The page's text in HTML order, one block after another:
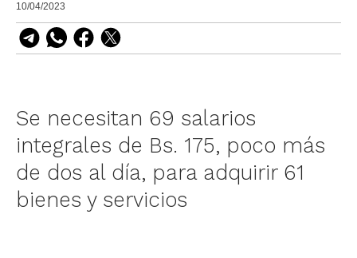
10/04/2023
Se necesitan 69 salarios
integrales de Bs. 175, poco más
de dos al día, para adquirir 61
bienes y servicios